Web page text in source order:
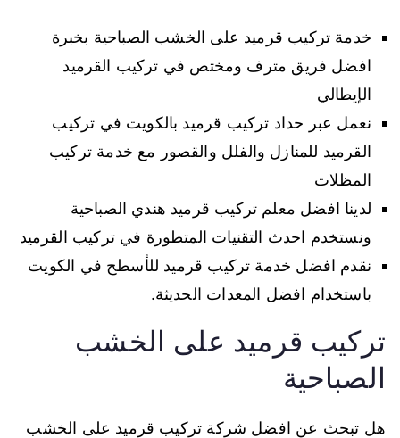
خدمة تركيب قرميد على الخشب الصباحية بخبرة
افضل فريق مترف ومختص في تركيب القرميد
الإيطالي
نعمل عبر حداد تركيب قرميد بالكويت في تركيب
القرميد للمنازل والفلل والقصور مع خدمة تركيب
المظلات
لدينا افضل معلم تركيب قرميد هندي الصباحية
ونستخدم احدث التقنيات المتطورة في تركيب القرميد
نقدم افضل خدمة تركيب قرميد للأسطح في الكويت
باستخدام افضل المعدات الحديثة.
تركيب قرميد على الخشب
الصباحية
هل تبحث عن افضل شركة تركيب قرميد على الخشب